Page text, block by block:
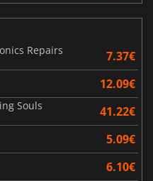
Repairs
7.37€
12.09€
Souls 41.22€
5.09€
6.10€